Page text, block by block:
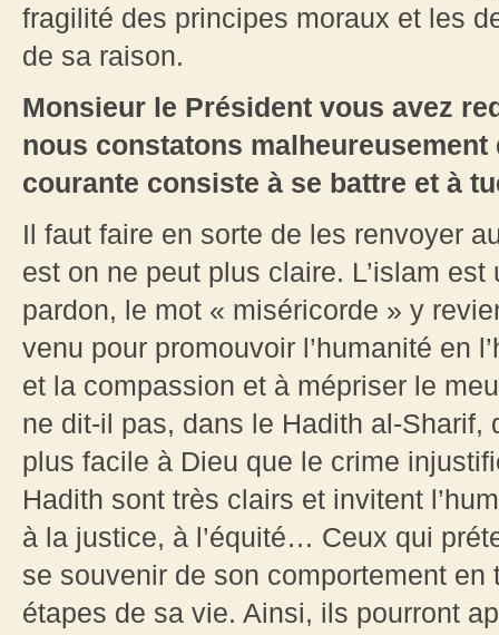
fragilité des principes moraux et les
de sa raison.
Monsieur le Président vous avez
nous constatons
courante consiste à se battre et à
Il faut faire en sorte de les renvoyer
est on ne peut plus claire. L’islam
pardon, le mot « miséricorde » y
venu pour promouvoir l’humanité en
et la compassion et à mépriser le
ne dit-il pas, dans le Hadith al-Sharif,
plus facile à Dieu que le crime
Hadith sont très clairs et invitent
à la justice, à l’équité… Ceux qui
se souvenir de son comportement en
étapes de sa vie. Ainsi, ils pourront